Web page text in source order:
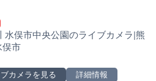
水俣市中央公園のライブカメラ|熊
俣市
カメラを見る 詳細情報